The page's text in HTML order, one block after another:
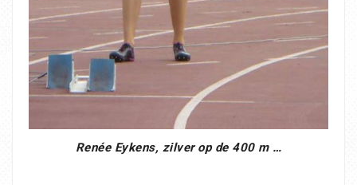
Renée Eykens, zilver op de 400 m …